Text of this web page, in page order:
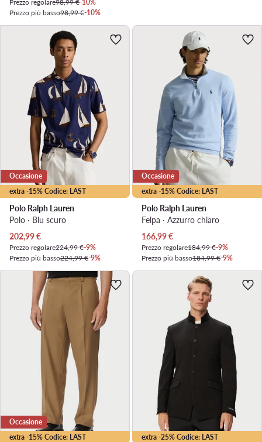
Prezzo regolare98,99 €-10%
Prezzo più basso98,99 €-10%
extra -15% Codice: LAST
Occasione
Polo Ralph Lauren
Polo · Blu scuro
Prezzo attuale
202,99€
Prezzo regolare224,99 €-9%
Prezzo più basso224,99 €-9%
extra -15% Codice: LAST
Occasione
Polo Ralph Lauren
Felpa · Azzurro chiaro
Prezzo attuale
166,99€
Prezzo regolare184,99 €-9%
Prezzo più basso184,99 €-9%
extra -15% Codice: LAST
Occasione
extra -25% Codice: LAST